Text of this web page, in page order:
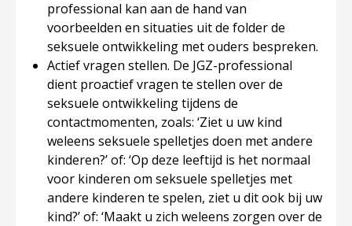
professional kan aan de hand van
voorbeelden en situaties uit de folder de
seksuele ontwikkeling met ouders bespreken.
Actief vragen stellen. De JGZ-professional
dient proactief vragen te stellen over de
seksuele ontwikkeling tijdens de
contactmomenten, zoals: ‘Ziet u uw kind
weleens seksuele spelletjes doen met andere
kinderen?’ of: ‘Op deze leeftijd is het normaal
voor kinderen om seksuele spelletjes met
andere kinderen te spelen, ziet u dit ook bij uw
kind?’ of: ‘Maakt u zich weleens zorgen over de